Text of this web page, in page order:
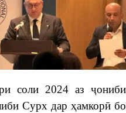
соли 2024 аз ҷониби
Сурх дар ҳамкорӣ бо